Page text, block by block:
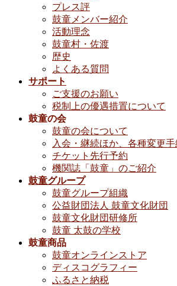
プレス評
鼓童メンバー紹介
活動理念
鼓童村・佐渡
歴史
よくある質問
サポート
ご支援のお願い
税制上の優遇措置について
鼓童の会
鼓童の会について
入会・継続ほか、各種変更
チケット先行予約
機関誌「鼓童」のご紹介
鼓童グループ
鼓童グループ組織
公益財団法人 鼓童文化財団
鼓童文化財団研修所
鼓童 太鼓の学校
鼓童商品
鼓童オンラインストア
ディスコグラフィー
ふるさと納税